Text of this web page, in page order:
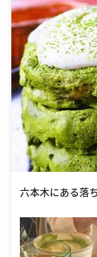
六本木にある落